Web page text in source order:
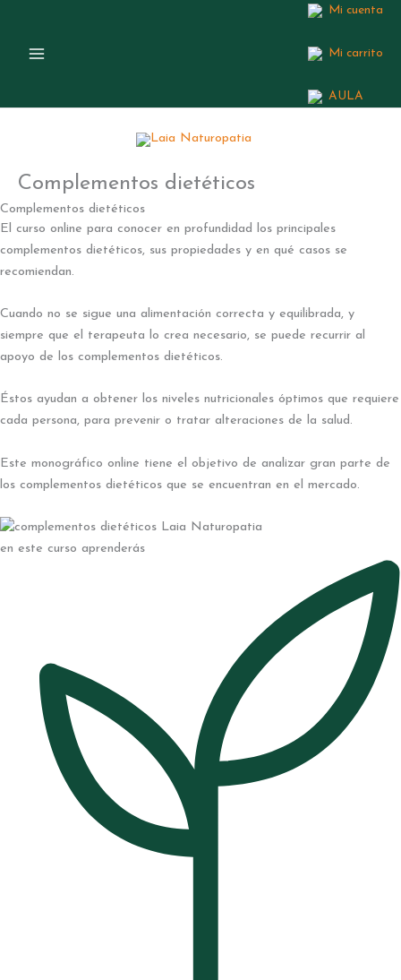
contenido
Mi cuenta
Mi carrito
AULA
Complementos dietéticos
Complementos dietéticos
El curso online para conocer en profundidad los principales
complementos dietéticos, sus propiedades y en qué casos se
recomiendan.
Cuando no se sigue una alimentación correcta y equilibrada, y
siempre que el terapeuta lo crea necesario, se puede recurrir al
apoyo de los complementos dietéticos.
Éstos ayudan a obtener los niveles nutricionales óptimos que requiere
cada persona, para prevenir o tratar alteraciones de la salud.
Este monográfico online tiene el objetivo de analizar gran parte de
los complementos dietéticos que se encuentran en el mercado.
en este curso aprenderás